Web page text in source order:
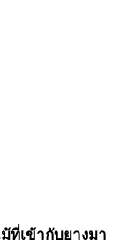
ที่เข้ากับยางมา